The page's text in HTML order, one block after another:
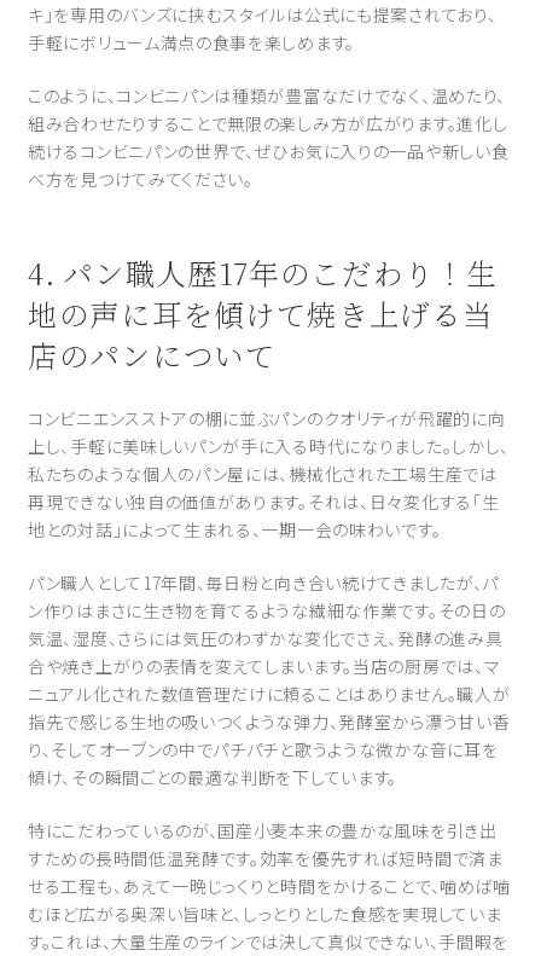
キ」を専用のバンズに挟むスタイルは公式にも提案されており、
手軽にボリューム満点の食事を楽しめます。
このように、コンビニパンは種類が豊富なだけでなく、温めたり、
組み合わせたりすることで無限の楽しみ方が広がります。進化し
続けるコンビニパンの世界で、ぜひお気に入りの一品や新しい食
べ方を見つけてみてください。
4. パン職人歴17年のこだわり！生
地の声に耳を傾けて焼き上げる当
店のパンについて
コンビニエンスストアの棚に並ぶパンのクオリティが飛躍的に向
上し、手軽に美味しいパンが手に入る時代になりました。しかし、
私たちのような個人のパン屋には、機械化された工場生産では
再現できない独自の価値があります。それは、日々変化する「生
地との対話」によって生まれる、一期一会の味わいです。
パン職人として17年間、毎日粉と向き合い続けてきましたが、パ
ン作りはまさに生き物を育てるような繊細な作業です。その日の
気温、湿度、さらには気圧のわずかな変化でさえ、発酵の進み具
合や焼き上がりの表情を変えてしまいます。当店の厨房では、マ
ニュアル化された数値管理だけに頼ることはありません。職人が
指先で感じる生地の吸いつくような弾力、発酵室から漂う甘い香
り、そしてオーブンの中でパチパチと歌うような微かな音に耳を
傾け、その瞬間ごとの最適な判断を下しています。
特にこだわっているのが、国産小麦本来の豊かな風味を引き出
すための長時間低温発酵です。効率を優先すれば短時間で済ま
せる工程も、あえて一晩じっくりと時間をかけることで、噛めば噛
むほど広がる奥深い旨味と、しっとりとした食感を実現していま
す。これは、大量生産のラインでは決して真似できない、手間暇を